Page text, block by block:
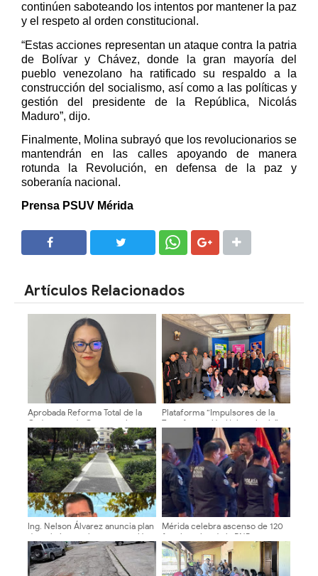
continúen saboteando los intentos por mantener la paz
y el respeto al orden constitucional.
“Estas acciones representan un ataque contra la patria
de Bolívar y Chávez, donde la gran mayoría del
pueblo venezolano ha ratificado su respaldo a la
construcción del socialismo, así como a las políticas y
gestión del presidente de la República, Nicolás
Maduro”, dijo.
Finalmente, Molina subrayó que los revolucionarios se
mantendrán en las calles apoyando de manera
rotunda la Revolución, en defensa de la paz y
soberanía nacional.
Prensa PSUV Mérida
Artículos Relacionados
Aprobada Reforma Total de la
Ordenanza de Cementerios en
el Municipio Libertador ​
Plataforma “Impulsores de la
Transformación Universitaria”
recorre facultades y escuelas
de la ULA
Ing. Nelson Álvarez anuncia plan
de trabajo para la recuperación
de la Plaza Bolívar de Mérida
Mérida celebra ascenso de 120
funcionarios de la PNB